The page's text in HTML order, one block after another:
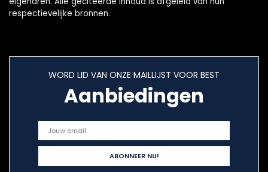
respectievelijke bronnen.
WORD LID VAN ONZE MAILLIJST VOOR BEST
Aanbiedingen